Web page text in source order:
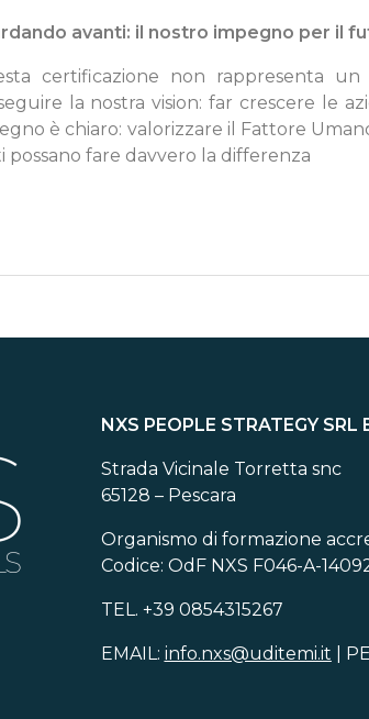
avanti: il nostro impegno per il
certificazione non rappresenta
la nostra vision: far crescere le
è chiaro: valorizzare il Fattore
fare davvero la differenza
NXS PEOPLE STRATEGY
Strada Vicinale Torretta snc
65128 – Pescara
Organismo di formazione
Codice: OdF NXS F046-A-
TEL. +39 0854315267
EMAIL: info.nxs@uditemi.it